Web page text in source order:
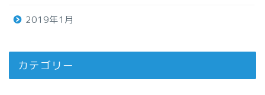
2019年1月
カテゴリー